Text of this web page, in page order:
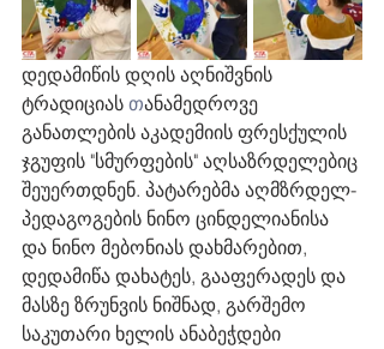
დედამიწის დღის აღნიშვნის
ტრადიციას თანამედროვე
განათლების აკადემიის ფრესქულის
ჯგუფის "სმურფების" აღსაზრდელებიც
შეუერთდნენ. პატარებმა აღმზრდელ-
პედაგოგების ნინო ცინდელიანისა
და ნინო მებონიას დახმარებით,
დედამიწა დახატეს, გააფერადეს და
მასზე ზრუნვის ნიშნად, გარშემო
საკუთარი ხელის ანაბეჭდები